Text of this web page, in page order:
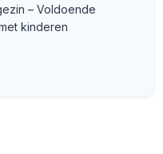
– Voldoende
kinderen